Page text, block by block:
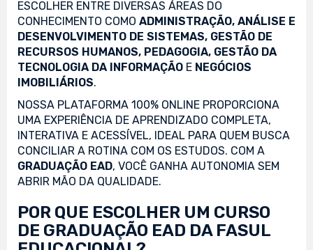
ESCOLHER ENTRE DIVERSAS ÁREAS DO
CONHECIMENTO COMO ADMINISTRAÇÃO, ANÁLISE E
DESENVOLVIMENTO DE SISTEMAS, GESTÃO DE
RECURSOS HUMANOS, PEDAGOGIA, GESTÃO DA
TECNOLOGIA DA INFORMAÇÃO E NEGÓCIOS
IMOBILIÁRIOS.
NOSSA PLATAFORMA 100% ONLINE PROPORCIONA
UMA EXPERIÊNCIA DE APRENDIZADO COMPLETA,
INTERATIVA E ACESSÍVEL, IDEAL PARA QUEM BUSCA
CONCILIAR A ROTINA COM OS ESTUDOS. COM A
GRADUAÇÃO EAD, VOCÊ GANHA AUTONOMIA SEM
ABRIR MÃO DA QUALIDADE.
POR QUE ESCOLHER UM CURSO
DE GRADUAÇÃO EAD DA FASUL